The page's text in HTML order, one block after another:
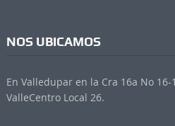
NOS UBICAMOS
En Valledupar en la Cra 16a No
ValleCentro Local 26.